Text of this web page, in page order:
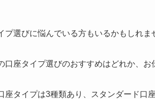
プ選びに悩んでいる方もいるかもしれま
口座タイプ選びのおすすめはどれか、お
座タイプは3種類あり、スタンダード口